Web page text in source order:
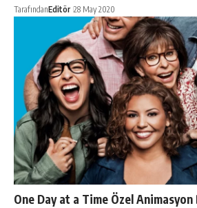
TarafındanEditör 28 May 2020
One Day at a Time Özel Animasyon